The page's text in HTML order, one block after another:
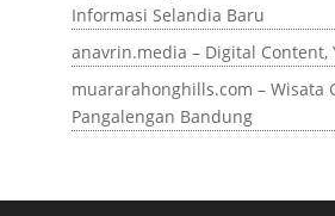
Informasi Selandia Baru
anavrin.media – Digital Content,
muararahonghills.com – Wisata
Pangalengan Bandung